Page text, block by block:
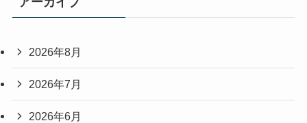
2026年8月
2026年7月
2026年6月